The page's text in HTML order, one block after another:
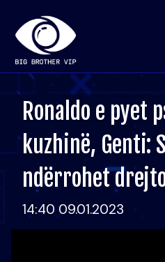
Ronaldo e pyet
kuzhinë, Genti:
ndërrohet
14:40 09.01.2023